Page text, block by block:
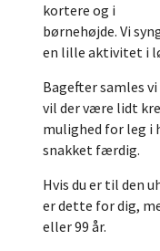
kortere og i
børnehøjde. Vi
en lille aktivitet i
Bagefter samles
vil der være lidt
mulighed for leg i
snakket færdig.
Hvis du er til den
er dette for dig,
eller 99 år.